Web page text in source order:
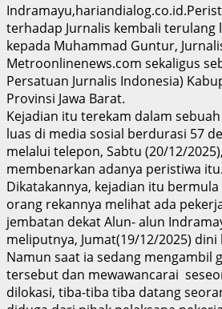
terhadap Jurnalis kembali terulang
kepada Muhammad Guntur,
Metroonlinenews.com sekaligus
Persatuan Jurnalis Indonesia)
Provinsi Jawa Barat.
Kejadian itu terekam dalam
luas di media sosial berdurasi 57
melalui telepon, Sabtu (20/12/
membenarkan adanya peristiwa itu.
Dikatakannya, kejadian itu
orang rekannya melihat ada
jembatan dekat Alun- alun
meliputnya, Jumat(19/12/2025) dini
Namun saat ia sedang mengambil
tersebut dan mewawancarai
dilokasi, tiba-tiba tiba datang